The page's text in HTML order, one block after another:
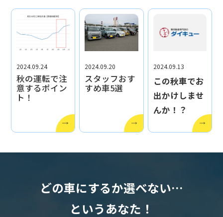
2024.09.24
秋の運転で注
意するポイン
ト！
2024.09.20
スタッフおす
すめ車5選
2024.09.13
この秋車でお
出かけしませ
んか！？
どの車にするか選べない…
というあなた！